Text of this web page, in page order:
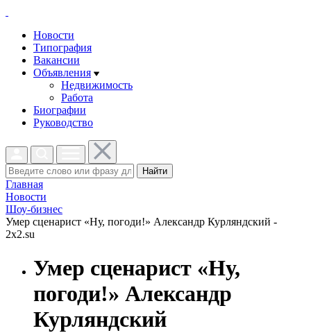
Новости
Типография
Вакансии
Объявления
Недвижимость
Работа
Биографии
Руководство
Найти
Главная
Новости
Шоу-бизнес
Умер сценарист «Ну, погоди!» Александр Курляндский -
2x2.su
Умер сценарист «Ну,
погоди!» Александр
Курляндский